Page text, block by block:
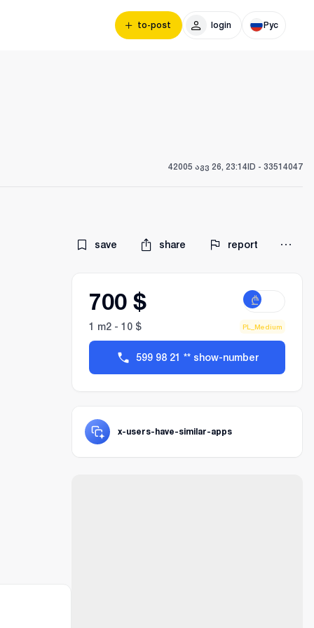
to-post login Рус
42005 აგვ 26, 23:14ID - 33514047
save share report
700 $ ₾
1 m2 - 10 $ PL_Medium
599 98 21 ** show-number
x-users-have-similar-apps